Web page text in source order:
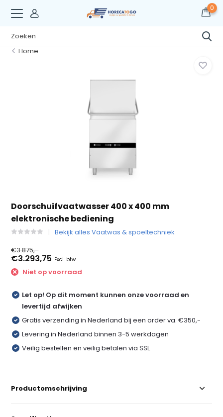
0
Home
Doorschuifvaatwasser 400 x 400 mm
elektronische bediening
Bekijk alles Vaatwas & spoeltechniek
€3.875,-
€3.293,75 Excl. btw
Niet op voorraad
Let op! Op dit moment kunnen onze voorraad en
levertijd afwijken
Gratis verzending in Nederland bij een order va. €350,-
Levering in Nederland binnen 3-5 werkdagen
Veilig bestellen en veilig betalen via SSL
Productomschrijving